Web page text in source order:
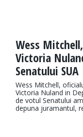
Wess
Victoria
Senatului SUA
Wess Mitchell,
Victoria Nuland in
de votul Senatului
depuna juramantul,